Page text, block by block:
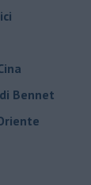
Bennet